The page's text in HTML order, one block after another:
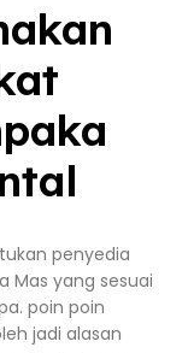
penyedia
Mas yang sesuai
poin poin
jadi alasan